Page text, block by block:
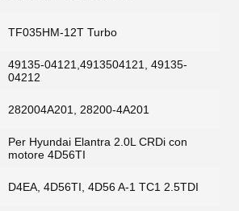
TF035HM-12T Turbo
49135-04121,4913504121, 49135-
04212
282004A201, 28200-4A201
Per Hyundai Elantra 2.0L CRDi con
motore 4D56TI
D4EA, 4D56TI, 4D56 A-1 TC1 2.5TDI